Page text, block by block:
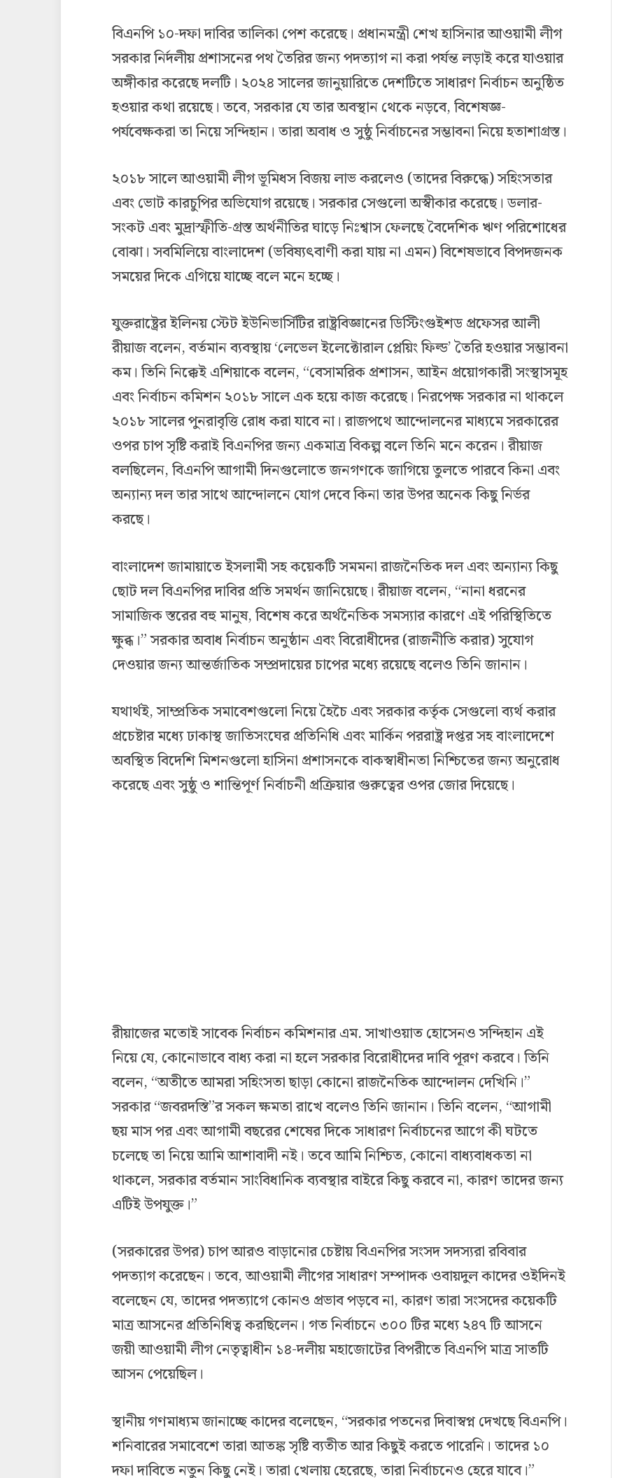
বিএনপি ১০-দফা দাবির তালিকা পেশ করেছে। প্রধানমন্ত্রী শেখ হাসিনার আওয়ামী লীগ
সরকার নির্দলীয় প্রশাসনের পথ তৈরির জন্য পদত্যাগ না করা পর্যন্ত লড়াই করে যাওয়ার
অঙ্গীকার করেছে দলটি। ২০২৪ সালের জানুয়ারিতে দেশটিতে সাধারণ নির্বাচন অনুষ্ঠিত
হওয়ার কথা রয়েছে। তবে, সরকার যে তার অবস্থান থেকে নড়বে, বিশেষজ্ঞ-
পর্যবেক্ষকরা তা নিয়ে সন্দিহান। তারা অবাধ ও সুষ্ঠু নির্বাচনের সম্ভাবনা নিয়ে হতাশাগ্রস্ত।
২০১৮ সালে আওয়ামী লীগ ভূমিধস বিজয় লাভ করলেও (তাদের বিরুদ্ধে) সহিংসতার
এবং ভোট কারচুপির অভিযোগ রয়েছে। সরকার সেগুলো অস্বীকার করেছে। ডলার-
সংকট এবং মুদ্রাস্ফীতি-গ্রস্ত অর্থনীতির ঘাড়ে নিঃশ্বাস ফেলছে বৈদেশিক ঋণ পরিশোধের
বোঝা। সবমিলিয়ে বাংলাদেশ (ভবিষ্যৎবাণী করা যায় না এমন) বিশেষভাবে বিপদজনক
সময়ের দিকে এগিয়ে যাচ্ছে বলে মনে হচ্ছে।
যুক্তরাষ্ট্রের ইলিনয় স্টেট ইউনিভার্সিটির রাষ্ট্রবিজ্ঞানের ডিস্টিংগুইশড প্রফেসর আলী
রীয়াজ বলেন, বর্তমান ব্যবস্থায় ‘লেভেল ইলেক্টোরাল প্লেয়িং ফিল্ড’ তৈরি হওয়ার সম্ভাবনা
কম। তিনি নিক্কেই এশিয়াকে বলেন, “বেসামরিক প্রশাসন, আইন প্রয়োগকারী সংস্থাসমূহ
এবং নির্বাচন কমিশন ২০১৮ সালে এক হয়ে কাজ করেছে। নিরপেক্ষ সরকার না থাকলে
২০১৮ সালের পুনরাবৃত্তি রোধ করা যাবে না। রাজপথে আন্দোলনের মাধ্যমে সরকারের
ওপর চাপ সৃষ্টি করাই বিএনপির জন্য একমাত্র বিকল্প বলে তিনি মনে করেন। রীয়াজ
বলছিলেন, বিএনপি আগামী দিনগুলোতে জনগণকে জাগিয়ে তুলতে পারবে কিনা এবং
অন্যান্য দল তার সাথে আন্দোলনে যোগ দেবে কিনা তার উপর অনেক কিছু নির্ভর
করছে।
বাংলাদেশ জামায়াতে ইসলামী সহ কয়েকটি সমমনা রাজনৈতিক দল এবং অন্যান্য কিছু
ছোট দল বিএনপির দাবির প্রতি সমর্থন জানিয়েছে। রীয়াজ বলেন, “নানা ধরনের
সামাজিক স্তরের বহু মানুষ, বিশেষ করে অর্থনৈতিক সমস্যার কারণে এই পরিস্থিতিতে
ক্ষুব্ধ।” সরকার অবাধ নির্বাচন অনুষ্ঠান এবং বিরোধীদের (রাজনীতি করার) সুযোগ
দেওয়ার জন্য আন্তর্জাতিক সম্প্রদায়ের চাপের মধ্যে রয়েছে বলেও তিনি জানান।
যথার্থই, সাম্প্রতিক সমাবেশগুলো নিয়ে হৈচৈ এবং সরকার কর্তৃক সেগুলো ব্যর্থ করার
প্রচেষ্টার মধ্যে ঢাকাস্থ জাতিসংঘের প্রতিনিধি এবং মার্কিন পররাষ্ট্র দপ্তর সহ বাংলাদেশে
অবস্থিত বিদেশি মিশনগুলো হাসিনা প্রশাসনকে বাকস্বাধীনতা নিশ্চিতের জন্য অনুরোধ
করেছে এবং সুষ্ঠু ও শান্তিপূর্ণ নির্বাচনী প্রক্রিয়ার গুরুত্বের ওপর জোর দিয়েছে।
রীয়াজের মতোই সাবেক নির্বাচন কমিশনার এম. সাখাওয়াত হোসেনও সন্দিহান এই
নিয়ে যে, কোনোভাবে বাধ্য করা না হলে সরকার বিরোধীদের দাবি পূরণ করবে। তিনি
বলেন, “অতীতে আমরা সহিংসতা ছাড়া কোনো রাজনৈতিক আন্দোলন দেখিনি।”
সরকার “জবরদস্তি”র সকল ক্ষমতা রাখে বলেও তিনি জানান। তিনি বলেন, “আগামী
ছয় মাস পর এবং আগামী বছরের শেষের দিকে সাধারণ নির্বাচনের আগে কী ঘটতে
চলেছে তা নিয়ে আমি আশাবাদী নই। তবে আমি নিশ্চিত, কোনো বাধ্যবাধকতা না
থাকলে, সরকার বর্তমান সাংবিধানিক ব্যবস্থার বাইরে কিছু করবে না, কারণ তাদের জন্য
এটিই উপযুক্ত।”
(সরকারের উপর) চাপ আরও বাড়ানোর চেষ্টায় বিএনপির সংসদ সদস্যরা রবিবার
পদত্যাগ করেছেন। তবে, আওয়ামী লীগের সাধারণ সম্পাদক ওবায়দুল কাদের ওইদিনই
বলেছেন যে, তাদের পদত্যাগে কোনও প্রভাব পড়বে না, কারণ তারা সংসদের কয়েকটি
মাত্র আসনের প্রতিনিধিত্ব করছিলেন। গত নির্বাচনে ৩০০ টির মধ্যে ২৪৭ টি আসনে
জয়ী আওয়ামী লীগ নেতৃত্বাধীন ১৪-দলীয় মহাজোটের বিপরীতে বিএনপি মাত্র সাতটি
আসন পেয়েছিল।
স্থানীয় গণমাধ্যম জানাচ্ছে কাদের বলেছেন, “সরকার পতনের দিবাস্বপ্ন দেখছে বিএনপি।
শনিবারের সমাবেশে তারা আতঙ্ক সৃষ্টি ব্যতীত আর কিছুই করতে পারেনি। তাদের ১০
দফা দাবিতে নতুন কিছু নেই। তারা খেলায় হেরেছে, তারা নির্বাচনেও হেরে যাবে।”